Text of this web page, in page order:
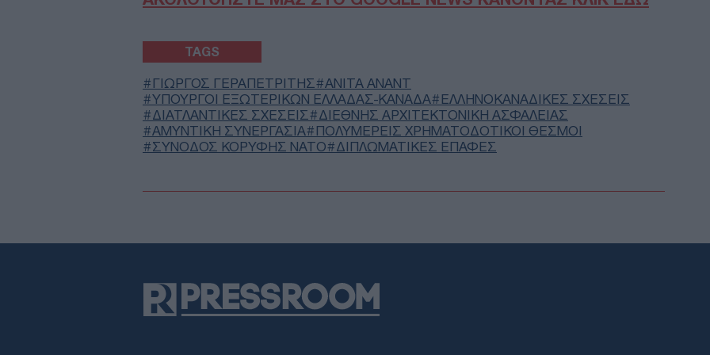
TAGS
ΓΙΩΡΓΟΣ ΓΕΡΑΠΕΤΡΙΤΗΣ
ΑΝΊΤΑ ΑΝΆΝΤ
ΥΠΟΥΡΓΟΊ ΕΞΩΤΕΡΙΚΏΝ ΕΛΛΆΔΑΣ-ΚΑΝΑΔΆ
ΕΛΛΗΝΟΚΑΝΑΔΙΚΈΣ ΣΧΈΣΕΙΣ
ΔΙΑΤΛΑΝΤΙΚΈΣ ΣΧΈΣΕΙΣ
ΔΙΕΘΝΉΣ ΑΡΧΙΤΕΚΤΟΝΙΚΉ ΑΣΦΆΛΕΙΑΣ
ΑΜΥΝΤΙΚΗ ΣΥΝΕΡΓΑΣΙΑ
ΠΟΛΥΜΕΡΕΊΣ ΧΡΗΜΑΤΟΔΟΤΙΚΟΊ ΘΕΣΜΟΊ
ΣΥΝΟΔΟΣ ΚΟΡΥΦΗΣ ΝΑΤΟ
ΔΙΠΛΩΜΑΤΙΚΕΣ ΕΠΑΦΕΣ